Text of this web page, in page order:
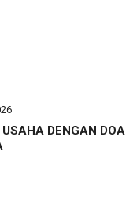
DENGAN DOA